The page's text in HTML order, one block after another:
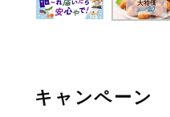
オレンジ
カシュ
マカダミアナッツ
もも
キャンペーン